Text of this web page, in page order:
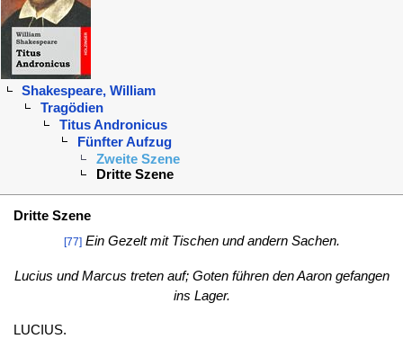
Shakespeare, William
Tragödien
Titus Andronicus
Fünfter Aufzug
Zweite Szene
Dritte Szene
Dritte Szene
[77] Ein Gezelt mit Tischen und andern Sachen.
Lucius und Marcus treten auf; Goten führen den Aaron gefangen
ins Lager.
LUCIUS.